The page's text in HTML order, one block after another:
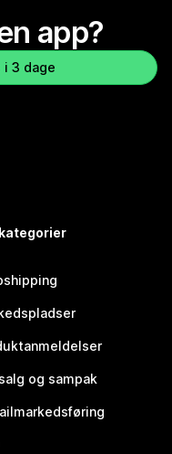
app?
i 3 dage
og sampak